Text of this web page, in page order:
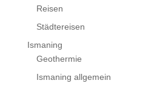
Reisen
Städtereisen
Ismaning
Geothermie
Ismaning allgemein